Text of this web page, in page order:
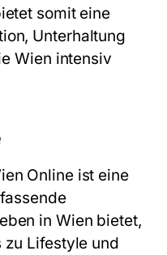
somit eine
Unterhaltung
Wien intensiv
Online ist eine
in Wien bietet,
zu Lifestyle und